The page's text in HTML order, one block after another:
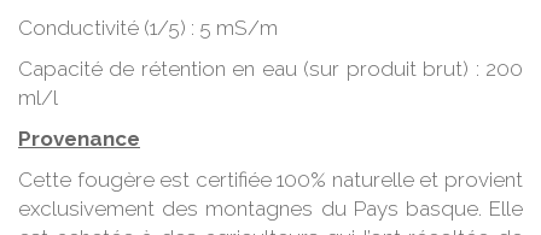
Conductivité (1/5) : 5 mS/m
Capacité de rétention en eau (sur produit brut) : 200
ml/l
Provenance
Cette fougère est certifiée 100% naturelle et provient
exclusivement des montagnes du Pays basque. Elle